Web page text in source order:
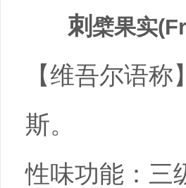
刺檗果实
【维吾尔语
斯。
性味功能：三